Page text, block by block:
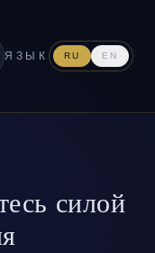
ЯЗЫК RU EN
силой